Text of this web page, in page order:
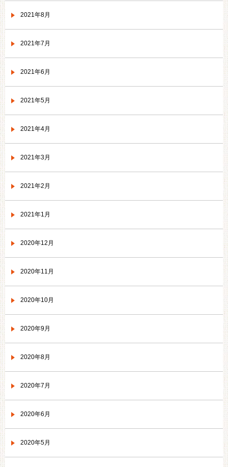
2021年8月
2021年7月
2021年6月
2021年5月
2021年4月
2021年3月
2021年2月
2021年1月
2020年12月
2020年11月
2020年10月
2020年9月
2020年8月
2020年7月
2020年6月
2020年5月